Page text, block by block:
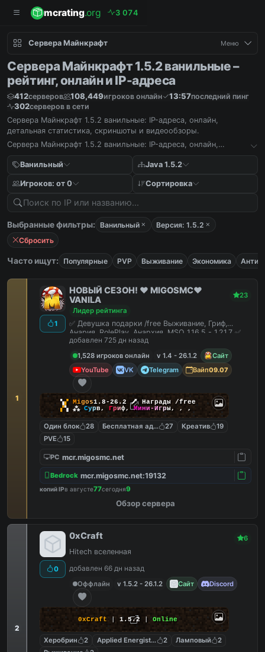
mcrating.org 3 074
Сервера Майнкрафт Меню
Сервера Майнкрафт 1.5.2 ванильные –
рейтинг, онлайн и IP-адреса
412серверов 108,449игроков онлайн 13:57последний пинг
302серверов в сети
Сервера Майнкрафт 1.5.2 ванильные: IP-адреса, онлайн,
детальная статистика, скриншоты и видеообзоры.
Сервера Майнкрафт 1.5.2 ванильные: IP-адреса, онлайн,
Ванильный
Java 1.5.2
Игроков: от 0 Сортировка
Выбранные фильтры: Ванильный
Версия: 1.5.2
Сбросить
Часто ищут: Популярные PVP Выживание Экономика
1
1
НОВЫЙ СЕЗОН! ❤️ MIGOSMC❤️
VANILA
23
Лидер рейтинга
✅ Девушка подарки /free Выживание, Гриф,
Анария, RolePlay, Анархия, MSO 1.16.5 - 1.21.7 ✅
добавлен 725 дн назад
1,528 игроков онлайн
v 1.4 - 26.1.2
Сайт
YouTube
VK Telegram Вайп09.07
▚▞ Migos1.8-26.2🗡 Награды /free
▞▚ ⁂ Сурв, Гриф,Мини-Игры, , ,
Один блок 28 Бесплатная админка
27 Креатив
19
PVE
15
PC mcr.migosmc.net
Bedrock mcr.migosmc.net:19132
копий IPв августе77сегодня9
Обзор сервера
2
0
0xCraft 6
Hitech вселенная
добавлен 66 дн назад
Оффлайн
v 1.5.2 - 26.1.2 Сайт Discord
0xCraft | 1.5.2 | Online
Херобрин 2 Applied Energistics 22 Ламповый
2